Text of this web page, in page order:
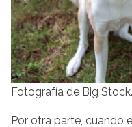
Fotografía de Big Stock.
Por otra parte, cuando